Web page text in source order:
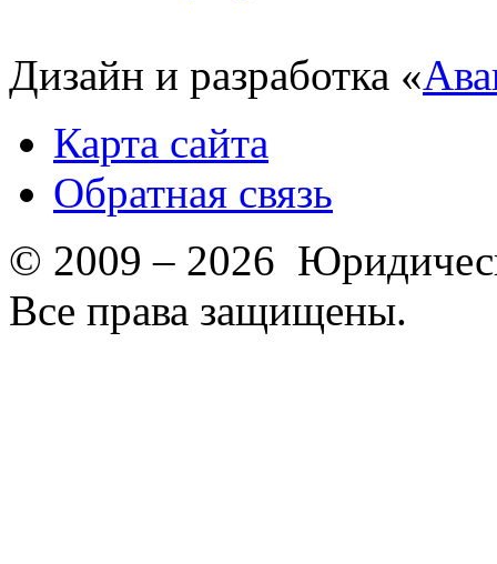
Дизайн и разработка «
Карта сайта
Обратная связь
© 2009 – 2026
Все права защищены.